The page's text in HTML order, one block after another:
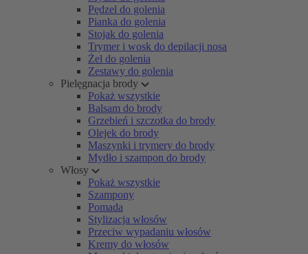
Pędzel do golenia
Pianka do golenia
Stojak do golenia
Trymer i wosk do depilacji nosa
Żel do golenia
Zestawy do golenia
Pielęgnacja brody
Pokaż wszystkie
Balsam do brody
Grzebień i szczotka do brody
Olejek do brody
Maszynki i trymery do brody
Mydło i szampon do brody
Włosy
Pokaż wszystkie
Szampony
Pomada
Stylizacja włosów
Przeciw wypadaniu włosów
Kremy do włosów